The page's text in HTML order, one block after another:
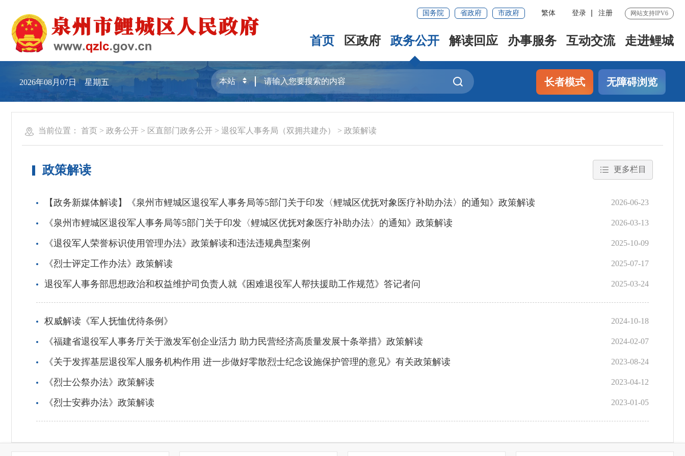
国务院 省政府 市政府 繁体 登录 注册 网站支持IPV6
首页 区政府 政务公开 解读回应 办事服务 互动交流 走进鲤城
2026年08月07日 星期五 长者模式 无障碍浏览
当前位置： 首页 > 政务公开 > 区直部门政务公开 > 退役军人事务局（双拥共建办） > 政策解读
政策解读 更多栏目
【政务新媒体解读】《泉州市鲤城区退役军人事务局等5部门关于印发〈鲤城区优抚对象医疗补助办法〉的通知》政策解读 2026-06-23
《泉州市鲤城区退役军人事务局等5部门关于印发〈鲤城区优抚对象医疗补助办法〉的通知》政策解读 2026-03-13
《退役军人荣誉标识使用管理办法》政策解读和违法违规典型案例 2025-10-09
《烈士评定工作办法》政策解读 2025-07-17
退役军人事务部思想政治和权益维护司负责人就《困难退役军人帮扶援助工作规范》答记者问 2025-03-24
权威解读《军人抚恤优待条例》 2024-10-18
《福建省退役军人事务厅关于激发军创企业活力 助力民营经济高质量发展十条举措》政策解读 2024-02-07
《关于发挥基层退役军人服务机构作用 进一步做好零散烈士纪念设施保护管理的意见》有关政策解读 2023-08-24
《烈士公祭办法》政策解读 2023-04-12
《烈士安葬办法》政策解读 2023-01-05